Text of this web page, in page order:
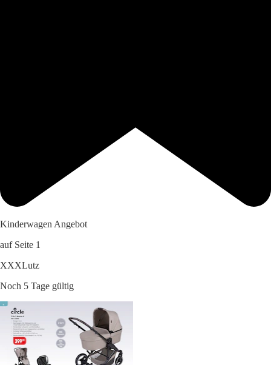
Kinderwagen Angebot
auf Seite 1
XXXLutz
Noch 5 Tage gültig